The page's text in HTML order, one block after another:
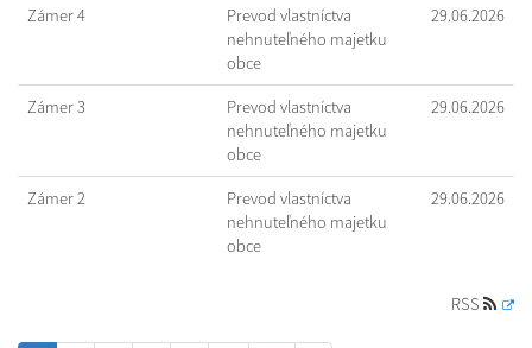
Zámer 4
Prevod vlastníctva
nehnuteľného majetku
obce
29.06.2026
Zámer 3
Prevod vlastníctva
nehnuteľného majetku
obce
29.06.2026
Zámer 2
Prevod vlastníctva
nehnuteľného majetku
obce
29.06.2026
RSS